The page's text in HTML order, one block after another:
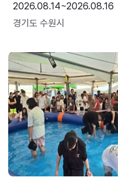
2026.08.14~2026.08.16
경기도 수원시